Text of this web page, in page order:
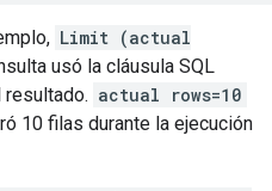
Limit (actual
usó la cláusula SQL
actual rows=10
10 filas durante la ejecución